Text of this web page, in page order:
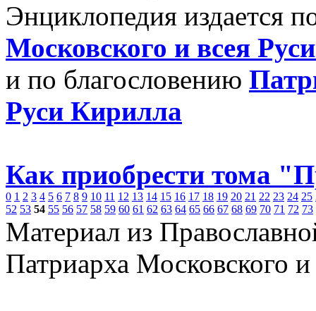
Энциклопедия издается
Московского и всея
и по благословению
Руси Кирилла
Как приобрести тома
0 1 2 3 4 5 6 7 8 9 10 11 12 13 14 15 16 17 18 19 20 21 22 23 24 25
52 53 54 55 56 57 58 59 60 61 62 63 64 65 66 67 68 69 70 71 72 73
Материал из
Патриарха Московского